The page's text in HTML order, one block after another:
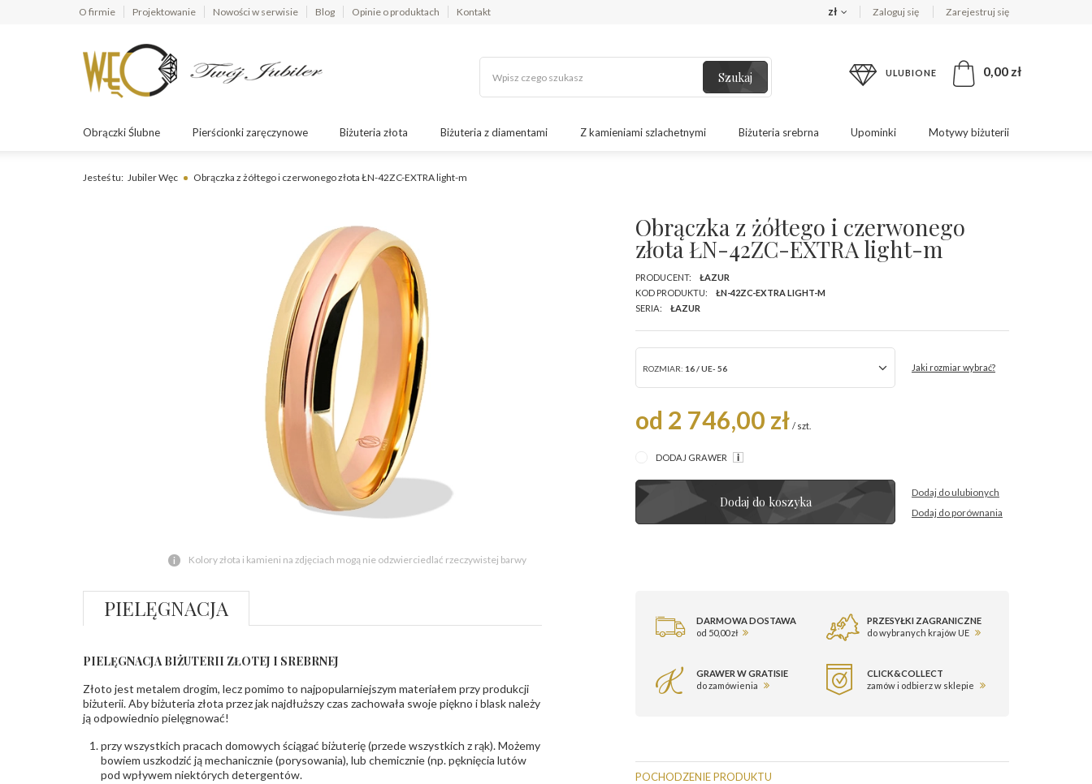
O firmie Projektowanie Nowości w serwisie Blog Opinie o produktach Kontakt zł Zaloguj się Zarejestruj się
Szukaj ULUBIONE 0,00 zł
Obrączki Ślubne Pierścionki zaręczynowe Biżuteria złota Biżuteria z diamentami Z kamieniami szlachetnymi Biżuteria srebrna Upominki Motywy biżuterii
Jesteś tu: Jubiler Węc Obrączka z żółtego i czerwonego złota ŁN-42ZC-EXTRA light-m
Kolory złota i kamieni na zdjęciach mogą nie odzwierciedlać rzeczywistej barwy
Obrączka z żółtego i czerwonego
złota ŁN-42ZC-EXTRA light-m
PRODUCENT:
ŁAZUR
KOD PRODUKTU:
ŁN-42ZC-EXTRA LIGHT-M
SERIA:
ŁAZUR
ROZMIAR: 16 / UE- 56 Jaki rozmiar wybrać?
od 2 746,00 zł / szt.
DODAJ GRAWER
Dodaj do koszyka
Dodaj do ulubionych
Dodaj do porównania
DARMOWA DOSTAWA
od 50,00 zł
PRZESYŁKI ZAGRANICZNE
do wybranych krajów UE
GRAWER W GRATISIE
do zamówienia
CLICK&COLLECT
zamów i odbierz w sklepie
POCHODZENIE PRODUKTU
PIELĘGNACJA
PIELĘGNACJA BIŻUTERII ZŁOTEJ I SREBRNEJ
Złoto jest metalem drogim, lecz pomimo to najpopularniejszym materiałem przy produkcji
biżuterii. Aby biżuteria złota przez jak najdłuższy czas zachowała swoje piękno i blask należy
ją odpowiednio pielęgnować!
przy wszystkich pracach domowych ściągać biżuterię (przede wszystkich z rąk). Możemy
bowiem uszkodzić ją mechanicznie (porysowania), lub chemicznie (np. pęknięcia lutów
pod wpływem niektórych detergentów.